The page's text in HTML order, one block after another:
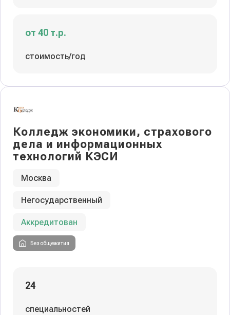
от 40 т.р.
стоимость/год
Колледж экономики, страхового
дела и информационных
технологий КЭСИ
Москва
Негосударственный
Аккредитован
Без общежития
24
специальностей